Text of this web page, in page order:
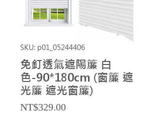
SKU: p01_05244406
免釘透氣遮陽簾 白
色-90*180cm (窗簾 遮
光簾 遮光窗簾)
NT$329.00Price